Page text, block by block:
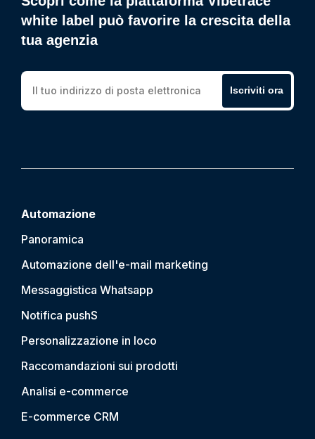
white label può favorire la crescita della
tua agenzia
Iscriviti ora
Automazione
Panoramica
Automazione dell'e-mail marketing
Messaggistica Whatsapp
Notifica pushS
Personalizzazione in loco
Raccomandazioni sui prodotti
Analisi e-commerce
E-commerce CRM